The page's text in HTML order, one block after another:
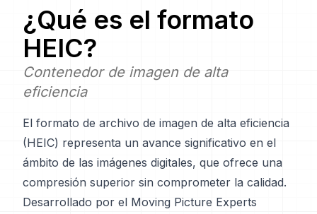
¿Qué es el formato
HEIC?
Contenedor de imagen de alta
eficiencia
El formato de archivo de imagen de alta eficiencia
(HEIC) representa un avance significativo en el
ámbito de las imágenes digitales, que ofrece una
compresión superior sin comprometer la calidad.
Desarrollado por el Moving Picture Experts